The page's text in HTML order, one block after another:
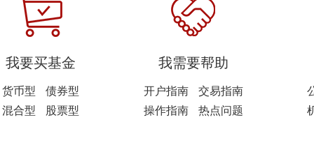
我要买基金
货币型
债券型
混合型
股票型
我需要帮助
开户指南
交易指南
操作指南
热点问题